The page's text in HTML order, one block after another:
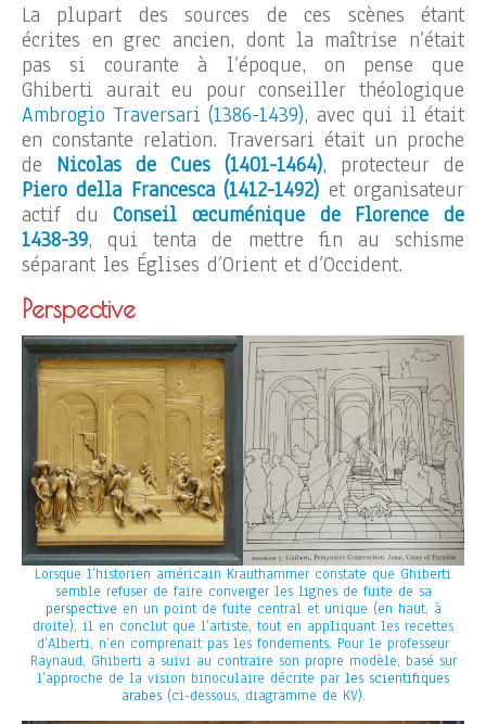
La plupart des sources de ces scènes étant
écrites en grec ancien, dont la maîtrise n’était
pas si courante à l’époque, on pense que
Ghiberti aurait eu pour conseiller théologique
Ambrogio Traversari (1386-1439), avec qui il était
en constante relation. Traversari était un proche
de Nicolas de Cues (1401-1464), protecteur de
Piero della Francesca (1412-1492) et organisateur
actif duConseil œcuménique de Florence de
1438-39, qui tenta de mettre fin au schisme
séparant les Églises d’Orient et d’Occident.
Perspective
Lorsque l’historien américain Krauthammer constate que Ghiberti
semble refuser de faire converger les lignes de fuite de sa
perspective en un point de fuite central et unique (en haut, à
droite), il en conclut que l’artiste, tout en appliquant les recettes
d’Alberti, n’en comprenait pas les fondements. Pour le professeur
Raynaud, Ghiberti a suivi au contraire son propre modèle, basé sur
l’approche de la vision binoculaire décrite par les scientifiques
arabes(ci-dessous, diagramme de KV).